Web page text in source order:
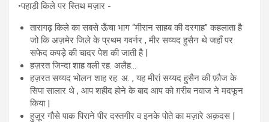
•पहाड़ी किले पर स्तिथ मज़ार -
तारागढ़ किले का सबसे ऊँचा भाग “मीरान साहब की दरगाह” कहलाता है
जो कि अज़मेर जिले के प्रथम गवर्नर , मीर सय्यद हुसैन थे जहाँ पर
सफेद कपड़े की चादर पेश की जाती है |
हज़रत जिन्दा शाह वली रह. अलैह…
हज़रत सय्यद भोलन शाह रह. अ. , यह मीरां सय्यद हुसैन की फ़ौज के
सिपा सालार थे , आप शहीद होने के बाद आप को ग़रीब नवाज ने मदफून
किया |
हुज़ूर गौसे पाक पिराने पीर दस्तगीर व इनके पोते का मज़ारे अक़दस |